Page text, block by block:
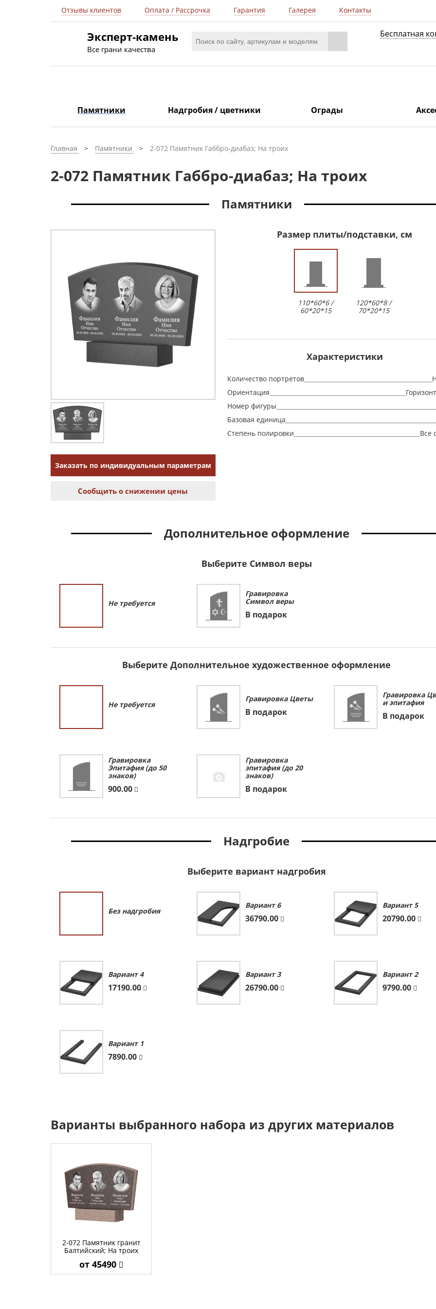
Отзывы клиентов Оплата / Рассрочка Гарантия Галерея Контакты
Эксперт-камень
Все грани качества
Бесплатная
Памятники Надгробия / цветники Ограды
Главная Памятники 2-072 Памятник Габбро-диабаз; На троих
2-072 Памятник Габбро-диабаз; На троих
Памятники
Заказать по индивидуальным параметрам
Сообщить о снижении цены
Размер плиты/подставки, см
110*60*6 /
60*20*15
120*60*8 /
70*20*15
Характеристики
Количество портретов
Ориентация
Номер фигуры
Базовая единица
Степень полировки
Все
Дополнительное оформление
Выберите Символ веры
Не требуется
Гравировка
Символ веры
В подарок
Выберите Дополнительное художественное оформление
Не требуется
Гравировка Цветы
В подарок
Гравировка
и эпитафия
В подарок
Гравировка
Эпитафия (до 50
знаков)
900.00
Гравировка
эпитафия (до 20
знаков)
В подарок
Надгробие
Выберите вариант надгробия
Без надгробия
Вариант 6
36790.00
Вариант 5
20790.00
Вариант 4
17190.00
Вариант 3
26790.00
Вариант 2
9790.00
Вариант 1
7890.00
Варианты выбранного набора из других материалов
2-072 Памятник гранит
Балтийский; На троих
от 45490